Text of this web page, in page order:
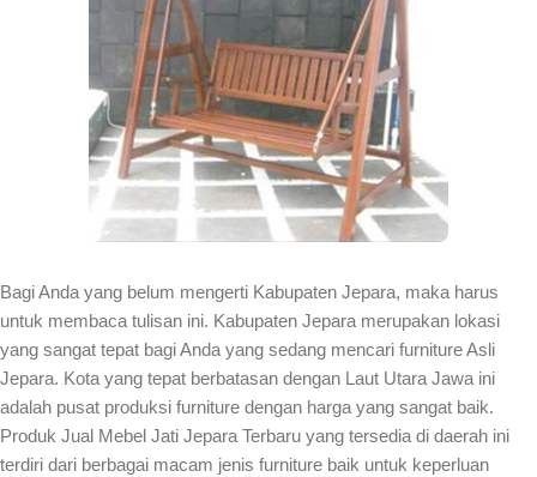
Bagi Anda yang belum mengerti Kabupaten Jepara, maka harus
untuk membaca tulisan ini. Kabupaten Jepara merupakan lokasi
yang sangat tepat bagi Anda yang sedang mencari furniture Asli
Jepara. Kota yang tepat berbatasan dengan Laut Utara Jawa ini
adalah pusat produksi furniture dengan harga yang sangat baik.
Produk Jual Mebel Jati Jepara Terbaru yang tersedia di daerah ini
terdiri dari berbagai macam jenis furniture baik untuk keperluan